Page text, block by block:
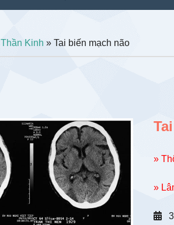
Thần Kinh » Tai biến mạch não
»
»